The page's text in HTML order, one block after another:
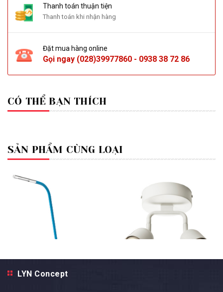
Thanh toán thuận tiện
Thanh toán khi nhận hàng
Đặt mua hàng online
Gọi ngay (028)39977860 - 0938 38 72 86
CÓ THỂ BẠN THÍCH
SẢN PHẨM CÙNG LOẠI
LYN Concept